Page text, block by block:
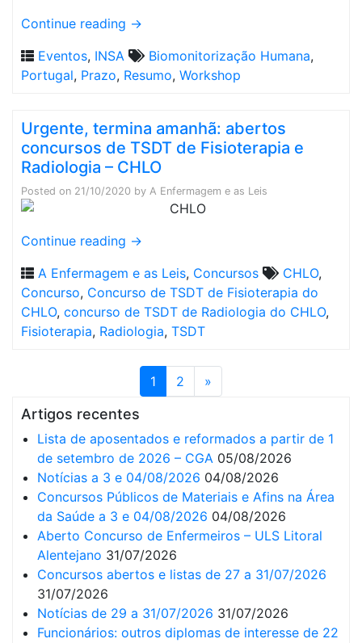
Continue reading →
Eventos, INSA Biomonitorização Humana,
Portugal, Prazo, Resumo, Workshop
Urgente, termina amanhã: abertos
concursos de TSDT de Fisioterapia e
Radiologia – CHLO
Posted on 21/10/2020 by A Enfermagem e as Leis
Continue reading →
A Enfermagem e as Leis, Concursos CHLO,
Concurso, Concurso de TSDT de Fisioterapia do
CHLO, concurso de TSDT de Radiologia do CHLO,
Fisioterapia, Radiologia, TSDT
1 2 »
Artigos recentes
Lista de aposentados e reformados a partir de 1
de setembro de 2026 – CGA 05/08/2026
Notícias a 3 e 04/08/2026 04/08/2026
Concursos Públicos de Materiais e Afins na Área
da Saúde a 3 e 04/08/2026 04/08/2026
Aberto Concurso de Enfermeiros – ULS Litoral
Alentejano 31/07/2026
Concursos abertos e listas de 27 a 31/07/2026
31/07/2026
Notícias de 29 a 31/07/2026 31/07/2026
Funcionários: outros diplomas de interesse de 22